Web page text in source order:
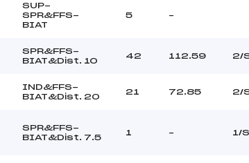
SUP-
SPR&FFS-
BIAT
5 –
SPR&FFS-
BIAT&Dist. 10
42 112.59 2/
IND&FFS-
BIAT&Dist. 20
21 72.85 2/
SPR&FFS-
BIAT&Dist. 7.5
1 – 1/